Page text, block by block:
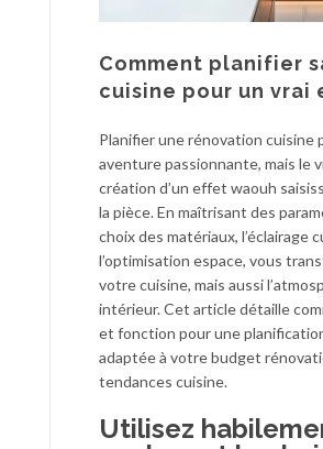
Comment planifier
cuisine pour un vrai
Planifier une rénovation cuisine
aventure passionnante, mais le
création d’un effet waouh
la pièce. En maîtrisant des
choix des matériaux, l’éclairage
l’optimisation espace, vous
votre cuisine, mais aussi
intérieur. Cet article détaille
et fonction pour une
adaptée à votre budget
tendances cuisine.
Utilisez